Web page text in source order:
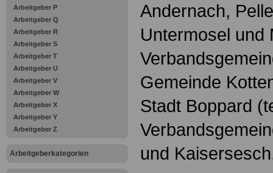
Arbeitgeber P
Arbeitgeber Q
Arbeitgeber R
Arbeitgeber S
Arbeitgeber T
Arbeitgeber U
Arbeitgeber V
Arbeitgeber W
Arbeitgeber X
Arbeitgeber Y
Arbeitgeber Z
Arbeitgeberkategorien
Andernach,
Untermosel und
Gemeinde
Stadt Boppard
und